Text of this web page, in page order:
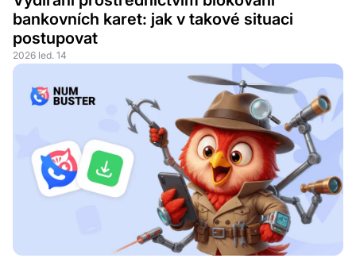
bankovních karet: jak v takové situaci
postupovat
2026 led. 14